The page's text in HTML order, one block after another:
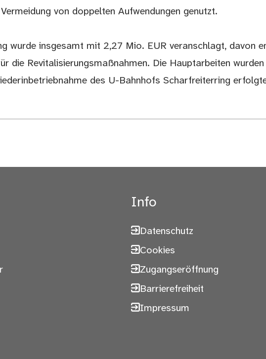
von doppelten Aufwendungen genutzt.
wurde insgesamt mit 2,27 Mio. EUR veranschlagt, davon
die Revitalisierungsmaßnahmen. Die Hauptarbeiten
des U-Bahnhofs Scharfreiterring
Info
Datenschutz
Cookies
Zugangseröffnung
Barrierefreiheit
Impressum